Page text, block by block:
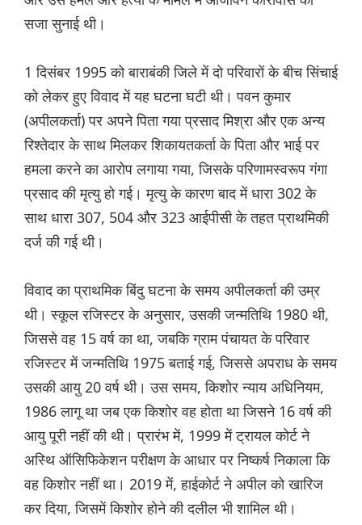
सजा सुनाई थी।
1 दिसंबर 1995 को बाराबंकी जिले में दो परिवारों के बीच सिंचाई
को लेकर हुए विवाद में यह घटना घटी थी। पवन कुमार
(अपीलकर्ता) पर अपने पिता गया प्रसाद मिश्रा और एक अन्य
रिश्तेदार के साथ मिलकर शिकायतकर्ता के पिता और भाई पर
हमला करने का आरोप लगाया गया, जिसके परिणामस्वरूप गंगा
प्रसाद की मृत्यु हो गई। मृत्यु के कारण बाद में धारा 302 के
साथ धारा 307, 504 और 323 आईपीसी के तहत प्राथमिकी
दर्ज की गई थी।
विवाद का प्राथमिक बिंदु घटना के समय अपीलकर्ता की उम्र
थी। स्कूल रजिस्टर के अनुसार, उसकी जन्मतिथि 1980 थी,
जिससे वह 15 वर्ष का था, जबकि ग्राम पंचायत के परिवार
रजिस्टर में जन्मतिथि 1975 बताई गई, जिससे अपराध के समय
उसकी आयु 20 वर्ष थी। उस समय, किशोर न्याय अधिनियम,
1986 लागू था जब एक किशोर वह होता था जिसने 16 वर्ष की
आयु पूरी नहीं की थी। प्रारंभ में, 1999 में ट्रायल कोर्ट ने
अस्थि ऑसिफिकेशन परीक्षण के आधार पर निष्कर्ष निकाला कि
वह किशोर नहीं था। 2019 में, हाईकोर्ट ने अपील को खारिज
कर दिया, जिसमें किशोर होने की दलील भी शामिल थी।